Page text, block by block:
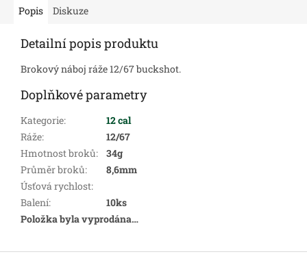
Popis Diskuze
Detailní popis produktu
Brokový náboj ráže 12/67 buckshot.
Doplňkové parametry
Kategorie:
12 cal
Ráže:
12/67
Hmotnost broků:
34g
Průměr broků:
8,6mm
Úsťová rychlost:
Balení:
10ks
Položka byla vyprodána…
Z